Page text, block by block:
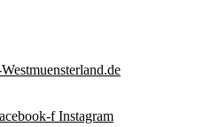
f Instagram